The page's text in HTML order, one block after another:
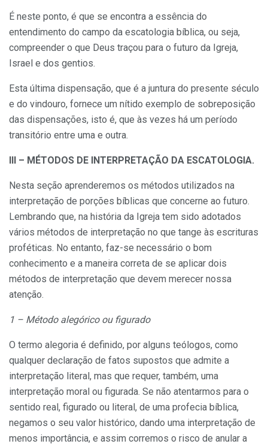
É neste ponto, é que se encontra a essência do
entendimento do campo da escatologia bíblica, ou seja,
compreender o que Deus traçou para o futuro da Igreja,
Israel e dos gentios.
Esta última dispensação, que é a juntura do presente século
e do vindouro, fornece um nítido exemplo de sobreposição
das dispensações, isto é, que às vezes há um período
transitório entre uma e outra.
III – MÉTODOS DE INTERPRETAÇÃO DA ESCATOLOGIA.
Nesta seção aprenderemos os métodos utilizados na
interpretação de porções bíblicas que concerne ao futuro.
Lembrando que, na história da Igreja tem sido adotados
vários métodos de interpretação no que tange às escrituras
proféticas. No entanto, faz-se necessário o bom
conhecimento e a maneira correta de se aplicar dois
métodos de interpretação que devem merecer nossa
atenção.
1 – Método alegórico ou figurado
O termo alegoria é definido, por alguns teólogos, como
qualquer declaração de fatos supostos que admite a
interpretação literal, mas que requer, também, uma
interpretação moral ou figurada. Se não atentarmos para o
sentido real, figurado ou literal, de uma profecia bíblica,
negamos o seu valor histórico, dando uma interpretação de
menos importância, e assim corremos o risco de anular a